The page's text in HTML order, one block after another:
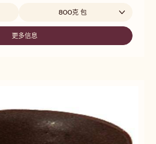
Beschikbare maten
800克 包
更多信息
-